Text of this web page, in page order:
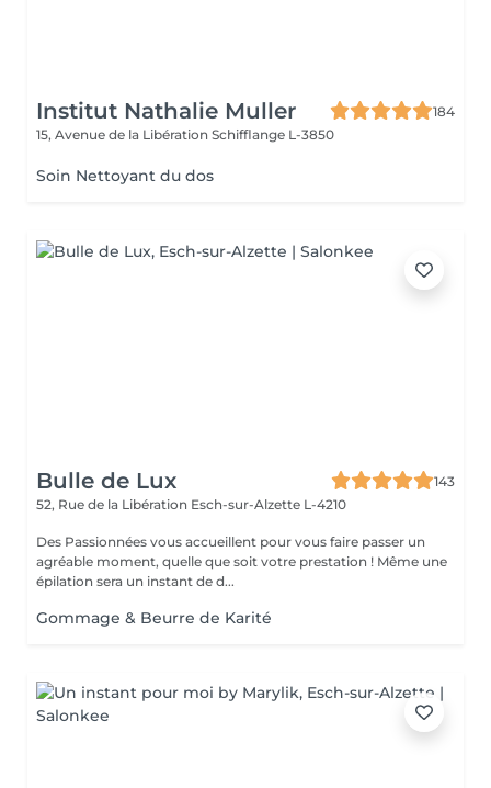
Institut Nathalie Muller
184
15, Avenue de la Libération Schifflange L-3850
Soin Nettoyant du dos
Bulle de Lux
143
52, Rue de la Libération Esch-sur-Alzette L-4210
Des Passionnées vous accueillent pour vous faire passer un
agréable moment, quelle que soit votre prestation ! Même une
épilation sera un instant de d...
Gommage & Beurre de Karité